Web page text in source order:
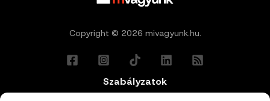
Copyright © 2026 mivagyunk.hu.
Szabályzatok